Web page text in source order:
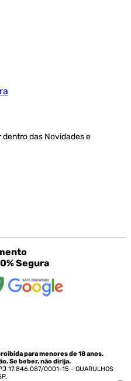
das Novidades e
Segura
para menores de 18 anos.
Se beber, não dirija.
17.846.087/0001-15 - GUARULHOS